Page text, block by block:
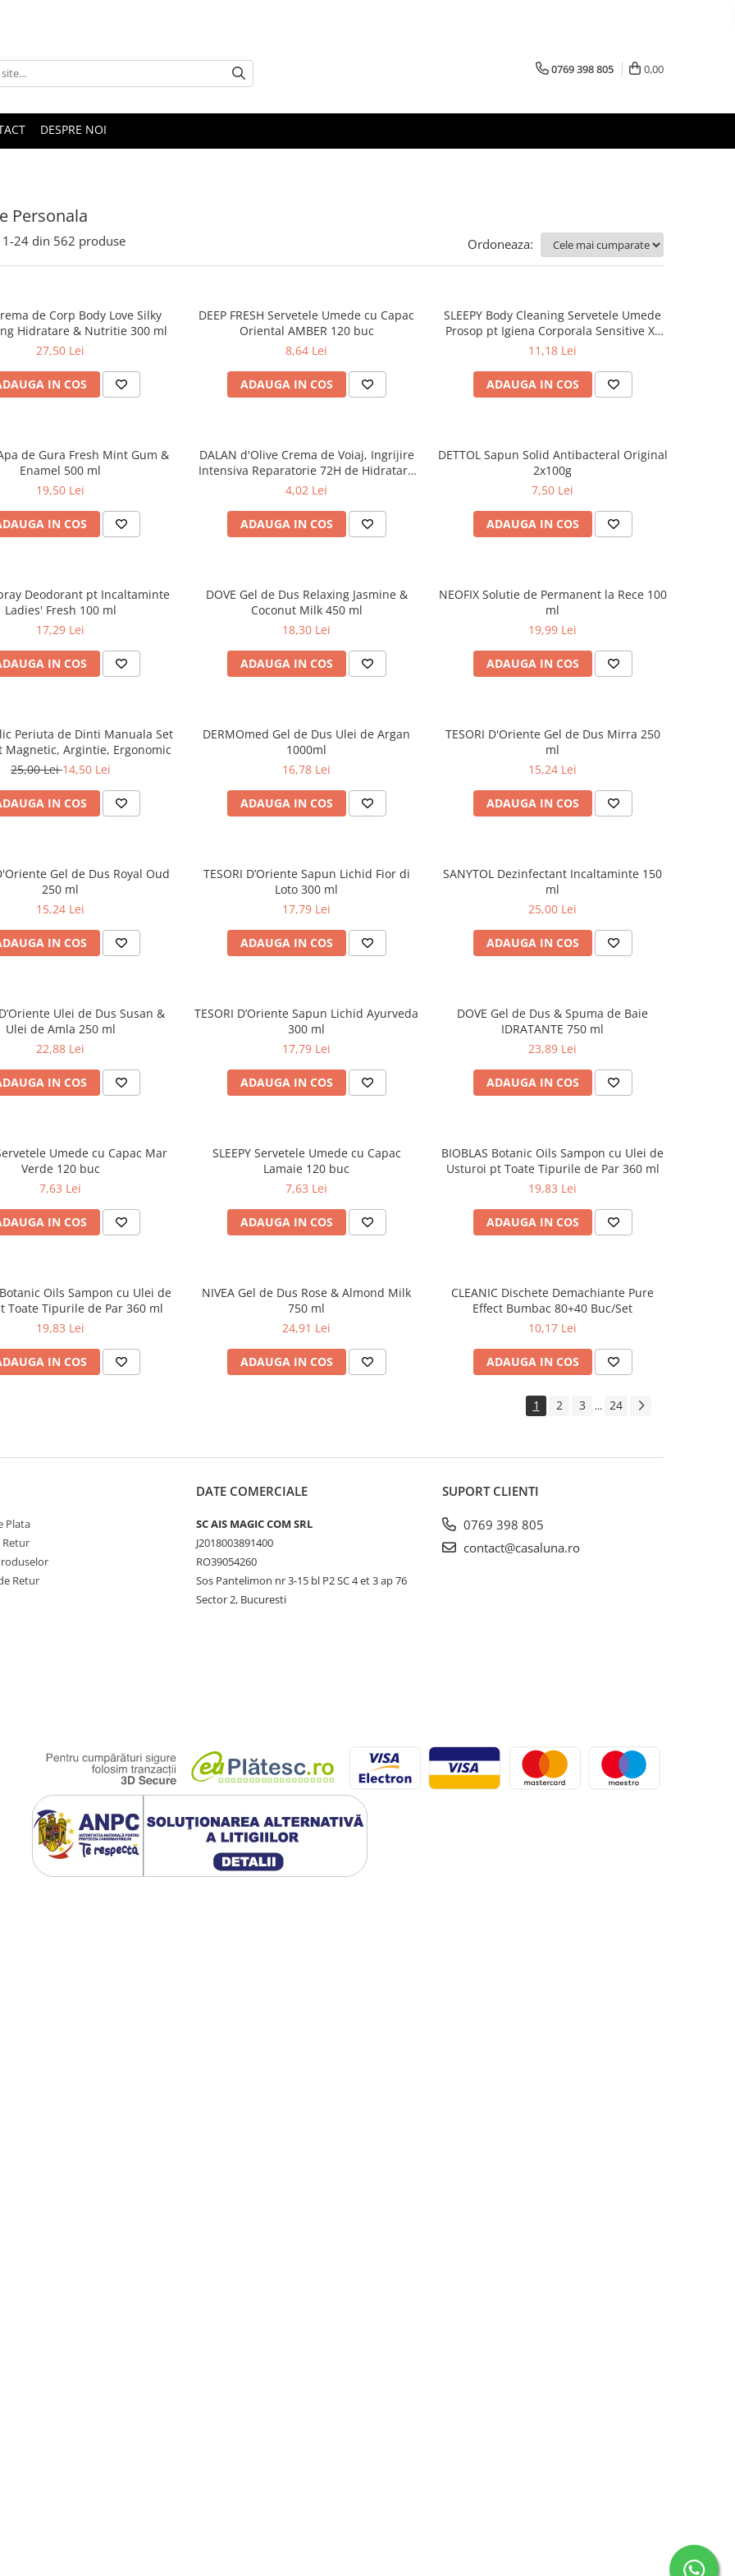
0769 398 805 0,00
DESPRE NOI
Personala
1-24 din 562 produse Ordoneaza:
de Corp Body Love Silky
Hidratare & Nutritie 300 ml
27,50 Lei
IN COS
DEEP FRESH Servetele Umede cu Capac
Oriental AMBER 120 buc
8,64 Lei
ADAUGA IN COS
SLEEPY Body Cleaning Servetele Umede
Prosop pt Igiena Corporala Sensitive XL
50 buc
11,18 Lei
ADAUGA IN COS
de Gura Fresh Mint Gum &
Enamel 500 ml
19,50 Lei
IN COS
DALAN d'Olive Crema de Voiaj, Ingrijire
Intensiva Reparatorie 72H de Hidratare
pt Maini si Corp 20 ml
4,02 Lei
ADAUGA IN COS
DETTOL Sapun Solid Antibacteral Original
2x100g
7,50 Lei
ADAUGA IN COS
Deodorant pt Incaltaminte
Ladies' Fresh 100 ml
17,29 Lei
IN COS
DOVE Gel de Dus Relaxing Jasmine &
Coconut Milk 450 ml
18,30 Lei
ADAUGA IN COS
NEOFIX Solutie de Permanent la Rece 100
ml
19,99 Lei
ADAUGA IN COS
Periuta de Dinti Manuala Set
Magnetic, Argintie, Ergonomic
25,00 Lei14,50 Lei
IN COS
DERMOmed Gel de Dus Ulei de Argan
1000ml
16,78 Lei
ADAUGA IN COS
TESORI D'Oriente Gel de Dus Mirra 250
ml
15,24 Lei
ADAUGA IN COS
Gel de Dus Royal Oud
250 ml
15,24 Lei
IN COS
TESORI D’Oriente Sapun Lichid Fior di
Loto 300 ml
17,79 Lei
ADAUGA IN COS
SANYTOL Dezinfectant Incaltaminte 150
ml
25,00 Lei
ADAUGA IN COS
Ulei de Dus Susan &
Ulei de Amla 250 ml
22,88 Lei
IN COS
TESORI D’Oriente Sapun Lichid Ayurveda
300 ml
17,79 Lei
ADAUGA IN COS
DOVE Gel de Dus & Spuma de Baie
IDRATANTE 750 ml
23,89 Lei
ADAUGA IN COS
Umede cu Capac Mar
Verde 120 buc
7,63 Lei
IN COS
SLEEPY Servetele Umede cu Capac
Lamaie 120 buc
7,63 Lei
ADAUGA IN COS
BIOBLAS Botanic Oils Sampon cu Ulei de
Usturoi pt Toate Tipurile de Par 360 ml
19,83 Lei
ADAUGA IN COS
Botanic Oils Sampon cu Ulei de
Toate Tipurile de Par 360 ml
19,83 Lei
IN COS
NIVEA Gel de Dus Rose & Almond Milk
750 ml
24,91 Lei
ADAUGA IN COS
CLEANIC Dischete Demachiante Pure
Effect Bumbac 80+40 Buc/Set
10,17 Lei
ADAUGA IN COS
1 2 3 ... 24
Plata
Retur
Retur
DATE COMERCIALE
SC AIS MAGIC COM SRL
J2018003891400
RO39054260
Sos Pantelimon nr 3-15 bl P2 SC 4 et 3 ap 76
Sector 2, Bucuresti
SUPORT CLIENTI
0769 398 805
contact@casaluna.ro